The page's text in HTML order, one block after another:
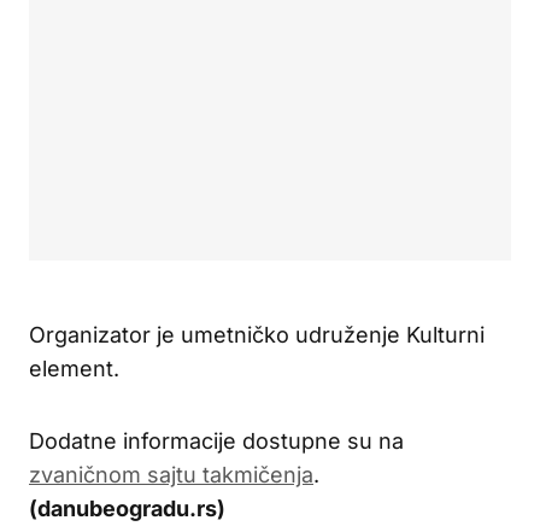
Organizator je umetničko udruženje Kulturni
element.
Dodatne informacije dostupne su na
zvaničnom sajtu takmičenja.
(danubeogradu.rs)